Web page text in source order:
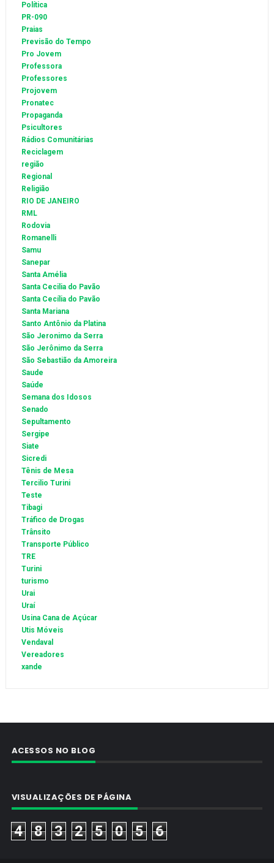
Política
PR-090
Praias
Previsão do Tempo
Pro Jovem
Professora
Professores
Projovem
Pronatec
Propaganda
Psicultores
Rádios Comunitárias
Reciclagem
região
Regional
Religião
RIO DE JANEIRO
RML
Rodovia
Romanelli
Samu
Sanepar
Santa Amélia
Santa Cecilia do Pavão
Santa Cecília do Pavão
Santa Mariana
Santo Antônio da Platina
São Jeronimo da Serra
São Jerônimo da Serra
São Sebastião da Amoreira
Saude
Saúde
Semana dos Idosos
Senado
Sepultamento
Sergipe
Siate
Sicredi
Tênis de Mesa
Tercilio Turini
Teste
Tibagi
Tráfico de Drogas
Trânsito
Transporte Público
TRE
Turini
turismo
Urai
Uraí
Usina Cana de Açúcar
Utis Móveis
Vendaval
Vereadores
xande
ACESSOS NO BLOG
VISUALIZAÇÕES DE PÁGINA
4 8 3 2 5 0 5 6